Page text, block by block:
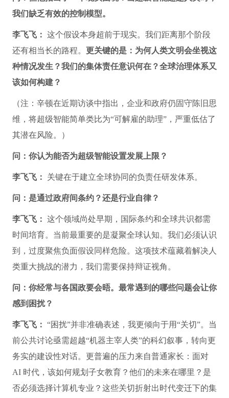
我们缺乏有效的控制模型。
李飞飞： 这个假设本身超前于现实。我们距离那个阶段
还有相当长的路程。 更关键的是：为何人类文明会坐视这
种情况发生？我们的集体责任意识何在？全球治理体系又
该如何构建？
（注：辛顿在近期访谈中指出，企业和政府仍固守陈旧思
维，将超级智能简单类比为“可解雇的助理”，严重低估了
其潜在风险。）
问：你认为能否为超级智能设置发展上限？
李飞飞： 关键在于建立全球协同的负责任研发体系。
问：是通过政府间条约？还是行业自律？
李飞飞： 这个领域尚处早期，国际条约和全球共识都需
时间培育。当前最重要的是凝聚全球认知。我们必须认识
到，过度聚焦负面假设同样危险。这项技术蕴藏着解决人
类重大挑战的潜力，我们需要保持辩证视角。
问：你经常与各国政要会晤。最常遇到的哪些问题会让你
感到困扰？
李飞飞： “困扰”并非准确表述，我更倾向于用“关切”。当
前公共讨论亟需超越“机器主宰人类”的科幻叙事，转向更
务实的建设性对话。更普遍的压力来自普通家长：面对
AI 时代，该如何规划子女教育？他们的未来在哪里？是
否必须选择计算机专业？这些关切折射出时代变迁下的集